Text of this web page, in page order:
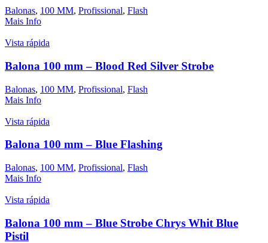
Balonas, 100 MM, Profissional, Flash
Mais Info
Vista rápida
Balona 100 mm – Blood Red Silver Strobe
Balonas, 100 MM, Profissional, Flash
Mais Info
Vista rápida
Balona 100 mm – Blue Flashing
Balonas, 100 MM, Profissional, Flash
Mais Info
Vista rápida
Balona 100 mm – Blue Strobe Chrys Whit Blue
Pistil